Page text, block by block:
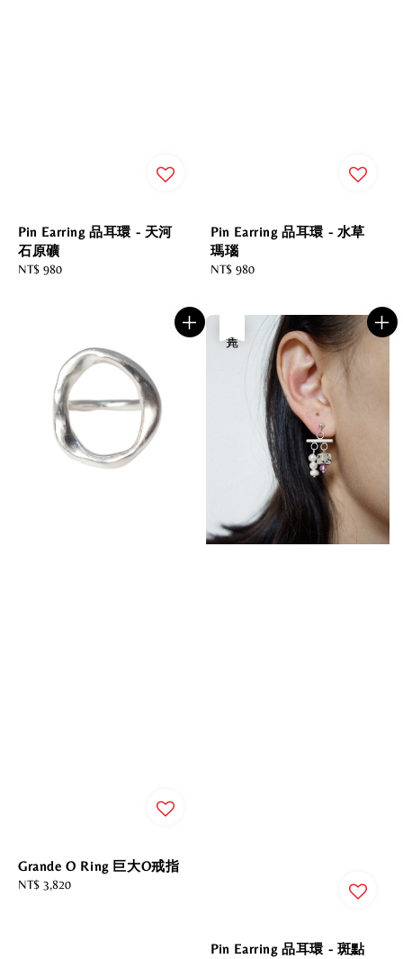
Pin Earring 品耳環 - 天河
石原礦
Regular
NT$ 980
Pin Earring 品耳環 - 水草
瑪瑙
Regular
NT$ 980
Grande O Ring 巨大O戒指
Regular
NT$ 3,820
Pin Earring 品耳環 - 斑點